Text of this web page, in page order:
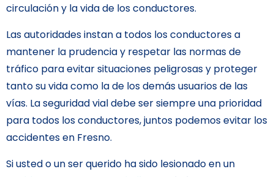
circulación y la vida de los conductores.
Las autoridades instan a todos los conductores a
mantener la prudencia y respetar las normas de
tráfico para evitar situaciones peligrosas y proteger
tanto su vida como la de los demás usuarios de las
vías. La seguridad vial debe ser siempre una prioridad
para todos los conductores, juntos podemos evitar los
accidentes en Fresno.
Si usted o un ser querido ha sido lesionado en un